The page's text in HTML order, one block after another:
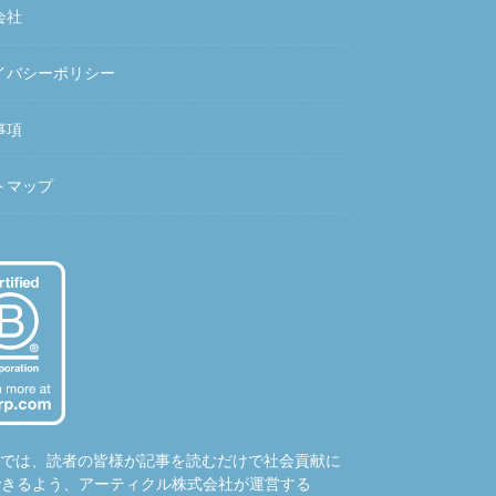
社
バシーポリシー
項
マップ
は、読者の皆様が記事を読むだけで社会貢献に
るよう、アーティクル株式会社が運営する